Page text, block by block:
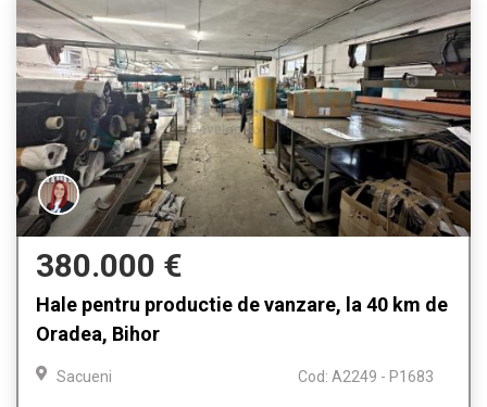
380.000 €
Hale pentru productie de vanzare, la 40 km de
Oradea, Bihor
Sacueni Cod: A2249 - P1683